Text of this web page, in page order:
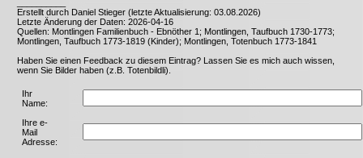
Erstellt durch Daniel Stieger (letzte Aktualisierung: 03.08.2026)
Letzte Änderung der Daten: 2026-04-16
Quellen: Montlingen Familienbuch - Ebnöther 1; Montlingen, Taufbuch 1730-1773;
Montlingen, Taufbuch 1773-1819 (Kinder); Montlingen, Totenbuch 1773-1841
Haben Sie einen Feedback zu diesem Eintrag? Lassen Sie es mich auch wissen,
wenn Sie Bilder haben (z.B. Totenbildli).
Ihr
Name:
Ihre e-
Mail
Adresse: